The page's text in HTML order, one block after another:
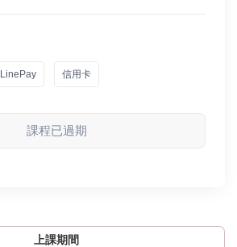
LinePay 信用卡
課程已過期
上課期間